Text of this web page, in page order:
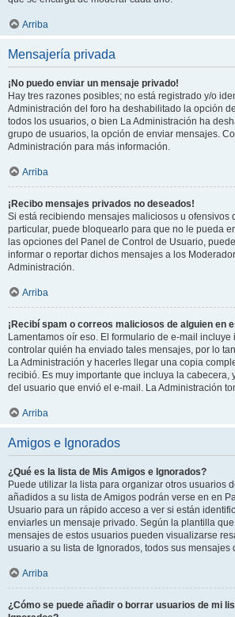
Arriba
Mensajería privada
¡No puedo enviar un mensaje privado!
Hay tres razones posibles; no está registrado y/o
Administración del foro ha deshabilitado la opción
todos los usuarios, o bien La Administración ha
grupo de usuarios, la opción de enviar mensajes.
Administración para más información.
Arriba
¡Recibo mensajes privados no deseados!
Si está recibiendo mensajes maliciosos u ofensivos
particular, puede bloquearlo para que no le pueda
las opciones del Panel de Control de Usuario,
informar o reportar dichos mensajes a los
Administración.
Arriba
¡Recibí spam o correos maliciosos de alguien en
Lamentamos oír eso. El formulario de e-mail
controlar quién ha enviado tales mensajes, por lo
La Administración y hacerles llegar una copia
recibió. Es muy importante que incluya la cabecera,
del usuario que envió el e-mail. La Administración
Arriba
Amigos e Ignorados
¿Qué es la lista de Mis Amigos e Ignorados?
Puede utilizar la lista para organizar otros usuarios
añadidos a su lista de Amigos podrán verse en en
Usuario para un rápido acceso a ver si están
enviarles un mensaje privado. Según la plantilla
mensajes de estos usuarios pueden visualizarse
usuario a su lista de Ignorados, todos sus mensajes
Arriba
¿Cómo se puede añadir o borrar usuarios de mi